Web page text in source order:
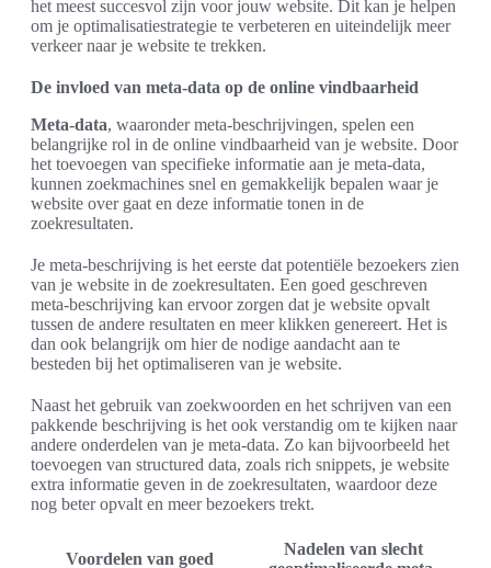
het meest succesvol zijn voor jouw website. Dit kan je helpen
om je optimalisatiestrategie te verbeteren en uiteindelijk meer
verkeer naar je website te trekken.
De invloed van meta-data op de online vindbaarheid
Meta-data, waaronder meta-beschrijvingen, spelen een
belangrijke rol in de online vindbaarheid van je website. Door
het toevoegen van specifieke informatie aan je meta-data,
kunnen zoekmachines snel en gemakkelijk bepalen waar je
website over gaat en deze informatie tonen in de
zoekresultaten.
Je meta-beschrijving is het eerste dat potentiële bezoekers zien
van je website in de zoekresultaten. Een goed geschreven
meta-beschrijving kan ervoor zorgen dat je website opvalt
tussen de andere resultaten en meer klikken genereert. Het is
dan ook belangrijk om hier de nodige aandacht aan te
besteden bij het optimaliseren van je website.
Naast het gebruik van zoekwoorden en het schrijven van een
pakkende beschrijving is het ook verstandig om te kijken naar
andere onderdelen van je meta-data. Zo kan bijvoorbeeld het
toevoegen van structured data, zoals rich snippets, je website
extra informatie geven in de zoekresultaten, waardoor deze
nog beter opvalt en meer bezoekers trekt.
Voordelen van goed
Nadelen van slecht